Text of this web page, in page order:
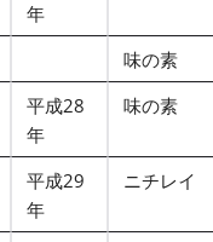
年
味の素
平成28
年
味の素
平成29
年
ニチレイ